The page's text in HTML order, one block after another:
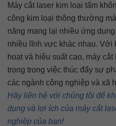
Máy cắt laser kim loại tấm
công kim loại thông thường
năng mang lại nhiều ứng
nhiều lĩnh vực khác nhau. Với
hoạt và hiệu suất cao, máy
trọng trong việc thúc đẩy sự
các ngành công nghiệp và xã
Hãy liên hệ với chúng tôi để
dụng và lợi ích của máy cắt
nghiệp của bạn!